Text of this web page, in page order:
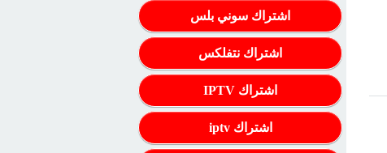
اشتراك سوني بلس
اشتراك نتفلكس
اشتراك IPTV
اشتراك iptv